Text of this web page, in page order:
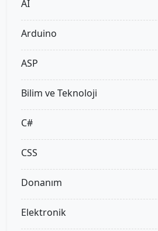
AI
Arduino
ASP
Bilim ve Teknoloji
C#
CSS
Donanım
Elektronik